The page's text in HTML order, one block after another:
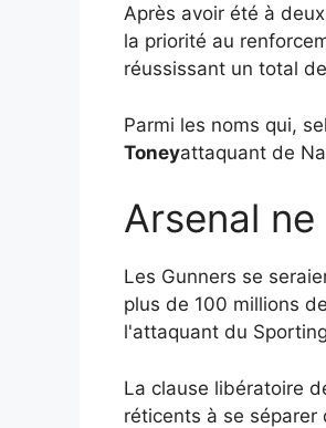
Après avoir été à
la priorité au
réussissant un total
Parmi les noms qui,
Toneyattaquant de
Arsenal
Les Gunners se
plus de 100 millions
l'attaquant du
La clause libératoire
réticents à se